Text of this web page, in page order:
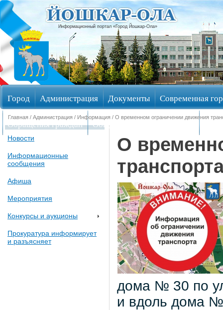
Информационный портал «Город Йошкар-Ола»
Город Администрация Документы Современная
Обращения граждан Общественные обсуждения
Главная / Администрация / Информация / О временном ограничении движения
Новости
Информационные
сообщения
Афиша
Мероприятия
Конкурсы и аукционы
Прокуратура информирует
и разъясняет
О
дома № 30 по
и вдоль дома